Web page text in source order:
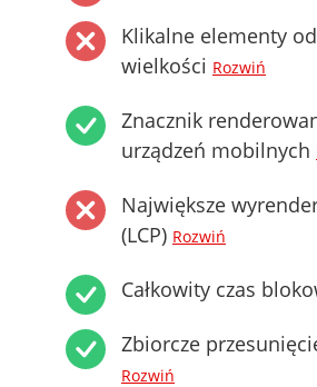
Klikalne elementy
wielkości Rozwiń
Znacznik
urządzeń mobilnych
Największe
(LCP) Rozwiń
Całkowity czas
Zbiorcze
Rozwiń